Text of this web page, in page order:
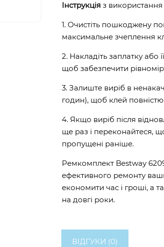
Інструкція з
1. Очистіть пошкоджену
максимальне зчеплення
2. Накладіть заплатку або
щоб забезпечити
3. Залиште виріб в
годин), щоб клей
4. Якщо виріб після
ще раз і переконайтеся,
пропущені раніше.
Ремкомплект Bestway
ефективного ремонту
економити час і гроші, а
на довгі роки.
ВІДГУКИ (0)